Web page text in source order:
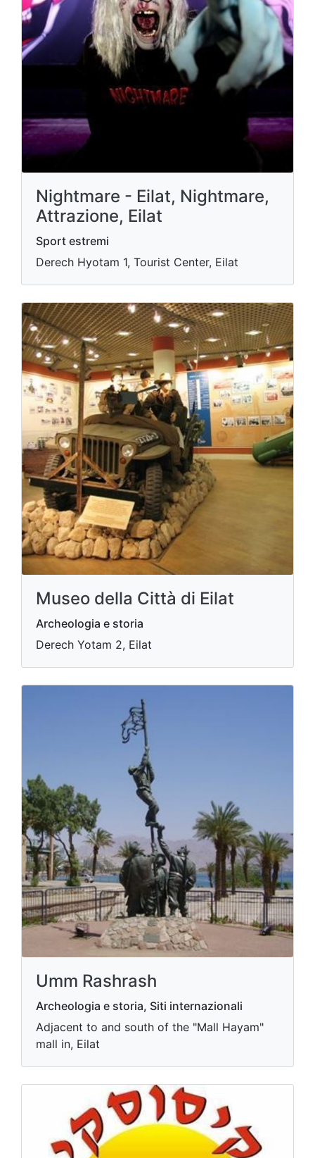
Nightmare - Eilat, Nightmare,
Attrazione, Eilat
Sport estremi
Derech Hyotam 1, Tourist Center, Eilat
Museo della Città di Eilat
Archeologia e storia
Derech Yotam 2, Eilat
Umm Rashrash
Archeologia e storia, Siti internazionali
Adjacent to and south of the "Mall Hayam"
mall in, Eilat